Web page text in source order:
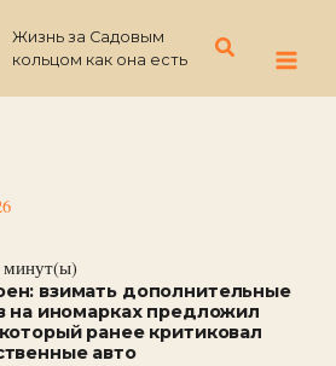
Жизнь за Садовым
кольцом как она есть
Поиск
минут(ы)
взимать дополнительные
на иномарках предложил
ранее критиковал
авто